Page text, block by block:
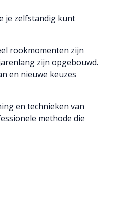
je zelfstandig kunt
rookmomenten zijn
zijn opgebouwd.
en nieuwe keuzes
en technieken van
methode die